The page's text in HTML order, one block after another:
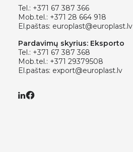
Tel.: +371 67 387 366
Mob.tel.: +371 28 664 918
El.paštas: europlast@europlast.lv
Pardavimų skyrius: Eksporto
Tel.: +371 67 387 368
Mob.tel.: +371 29379508
El.paštas: export@europlast.lv